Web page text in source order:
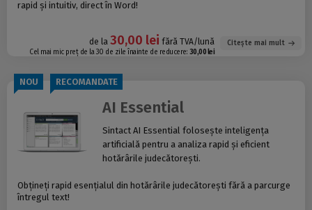
rapid și intuitiv, direct în Word!
de la 30,00 leifără TVA/lună
Cel mai mic preț de la 30 de zile înainte de reducere: 30,00 lei
Citește mai mult
NOU RECOMANDATE
AI Essential
Sintact AI Essential folosește inteligența
artificială pentru a analiza rapid și eficient
hotărârile judecătorești.
Obțineți rapid esențialul din hotărârile judecătorești fără a parcurge
întregul text!